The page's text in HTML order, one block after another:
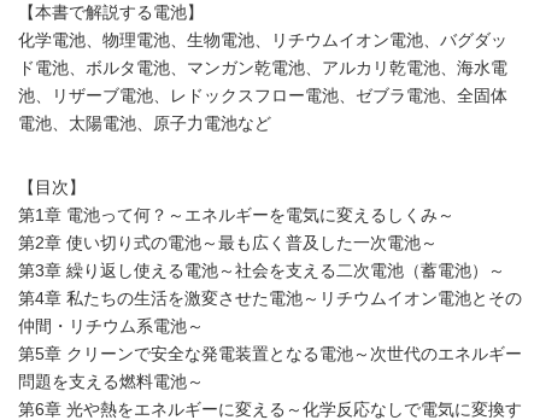
【本書で解説する電池】
化学電池、物理電池、生物電池、リチウムイオン電池、バグダッ
ド電池、ボルタ電池、マンガン乾電池、アルカリ乾電池、海水電
池、リザーブ電池、レドックスフロー電池、ゼブラ電池、全固体
電池、太陽電池、原子力電池など
【目次】
第1章 電池って何？～エネルギーを電気に変えるしくみ～
第2章 使い切り式の電池～最も広く普及した一次電池～
第3章 繰り返し使える電池～社会を支える二次電池（蓄電池）～
第4章 私たちの生活を激変させた電池～リチウムイオン電池とその
仲間・リチウム系電池～
第5章 クリーンで安全な発電装置となる電池～次世代のエネルギー
問題を支える燃料電池～
第6章 光や熱をエネルギーに変える～化学反応なしで電気に変換す